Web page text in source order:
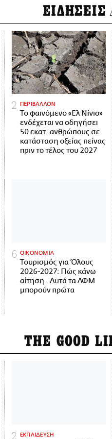
ΕΙΔΗΣΕΙΣ
ΠΕΡΙΒΑΛΛΟΝ
Το φαινόμενο «Ελ Νίνιο»
ενδέχεται να οδηγήσει
50 εκατ. ανθρώπους σε
κατάσταση οξείας πείνας
πριν το τέλος του 2027
ΟΙΚΟΝΟΜΙΑ
Τουρισμός για Όλους
2026-2027: Πώς κάνω
αίτηση - Αυτά τα ΑΦΜ
μπορούν πρώτα
THE GOOD
ΕΚΠΑΙΔΕΥΣΗ